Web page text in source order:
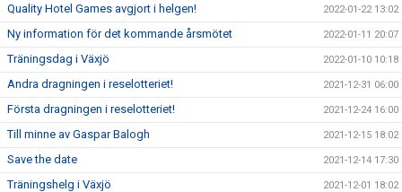
Quality Hotel Games avgjort i helgen! 2022-01-22 13:02
Ny information för det kommande årsmötet 2022-01-11 20:07
Träningsdag i Växjö 2022-01-10 10:18
Andra dragningen i reselotteriet! 2021-12-31 06:00
Första dragningen i reselotteriet! 2021-12-24 16:00
Till minne av Gaspar Balogh 2021-12-15 18:02
Save the date 2021-12-14 17:30
Träningshelg i Växjö 2021-12-01 18:02